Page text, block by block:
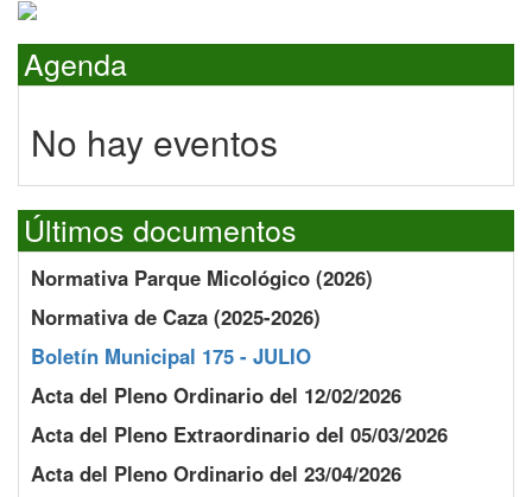
Agenda
No hay eventos
Últimos documentos
Normativa Parque Micológico (2026)
Normativa de Caza (2025-2026)
Boletín Municipal 175 - JULIO
Acta del Pleno Ordinario del 12/02/2026
Acta del Pleno Extraordinario del 05/03/2026
Acta del Pleno Ordinario del 23/04/2026